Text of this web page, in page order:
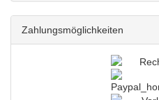
Zahlungsmöglichkeiten